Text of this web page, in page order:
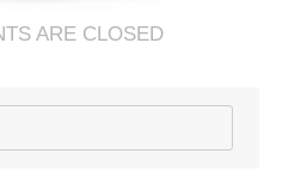
P
Féval
ARE CLOSED